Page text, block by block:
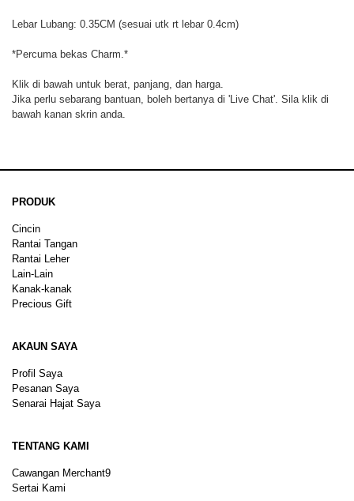
Lebar Lubang: 0.35CM (sesuai utk rt lebar 0.4cm)
*Percuma bekas Charm.*
Klik di bawah untuk berat, panjang, dan harga.
Jika perlu sebarang bantuan, boleh bertanya di 'Live Chat'. Sila klik di
bawah kanan skrin anda.
PRODUK
Cincin
Rantai Tangan
Rantai Leher
Lain-Lain
Kanak-kanak
Precious Gift
AKAUN SAYA
Profil Saya
Pesanan Saya
Senarai Hajat Saya
TENTANG KAMI
Cawangan Merchant9
Sertai Kami